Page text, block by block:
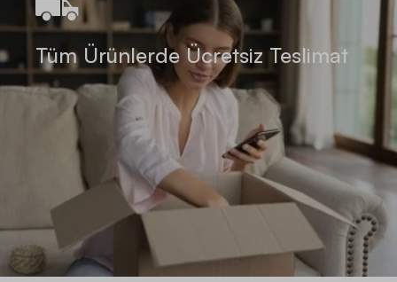
Tüm Ürünlerde Ücretsiz Teslimat